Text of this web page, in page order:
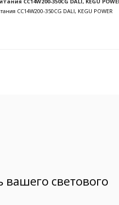
CC14W200-350CG DALI, KEGU POWER
вашего светового